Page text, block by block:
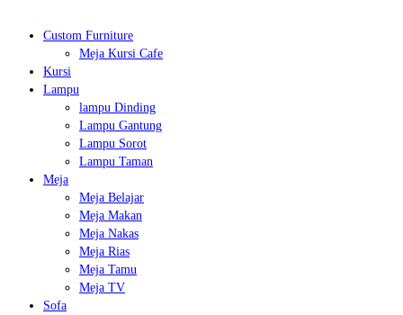
Custom Furniture
Meja Kursi Cafe
Kursi
Lampu
lampu Dinding
Lampu Gantung
Lampu Sorot
Lampu Taman
Meja
Meja Belajar
Meja Makan
Meja Nakas
Meja Rias
Meja Tamu
Meja TV
Sofa